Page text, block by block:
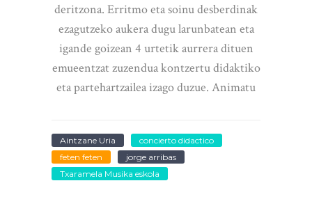
deritzona. Erritmo eta soinu desberdinak
ezagutzeko aukera dugu larunbatean eta
igande goizean 4 urtetik aurrera dituen
emueentzat zuzendua kontzertu didaktiko
eta partehartzailea izago duzue. Animatu
Aintzane Uria
concierto didactico
feten feten
jorge arribas
Txaramela Musika eskola